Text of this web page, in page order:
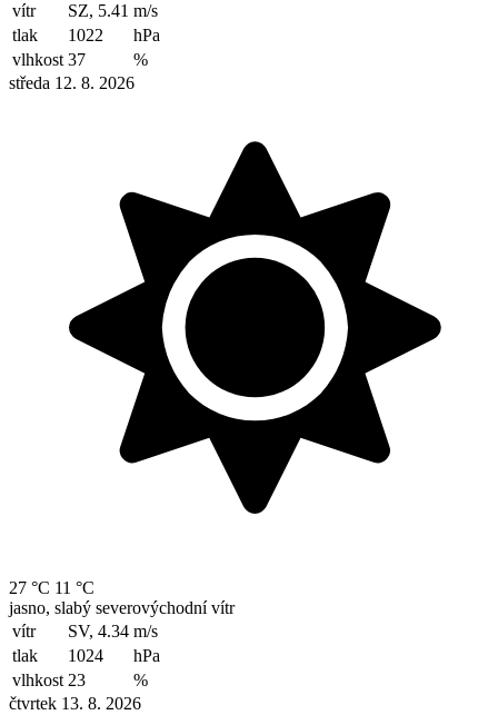
vítr
SZ, 5.41 m/s
tlak
1022
hPa
vlhkost 37
%
středa 12. 8. 2026
27 °C 11 °C
jasno, slabý severovýchodní vítr
vítr
SV, 4.34 m/s
tlak
1024
hPa
vlhkost 23
%
čtvrtek 13. 8. 2026